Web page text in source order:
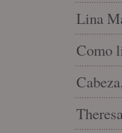
Lina
Como